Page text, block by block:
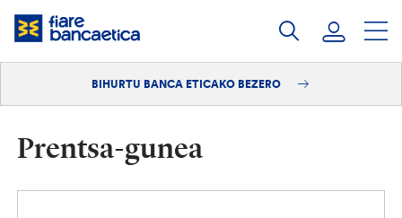
Pasatu
edukia
Bihurtu bezero
BIHURTU BANCA ETICAKO BEZERO
Prentsa-gunea